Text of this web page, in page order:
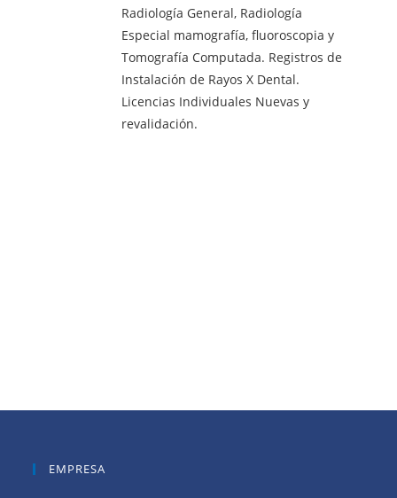
Radiología General, Radiología
Especial mamografía, fluoroscopia y
Tomografía Computada. Registros de
Instalación de Rayos X Dental.
Licencias Individuales Nuevas y
revalidación.
EMPRESA